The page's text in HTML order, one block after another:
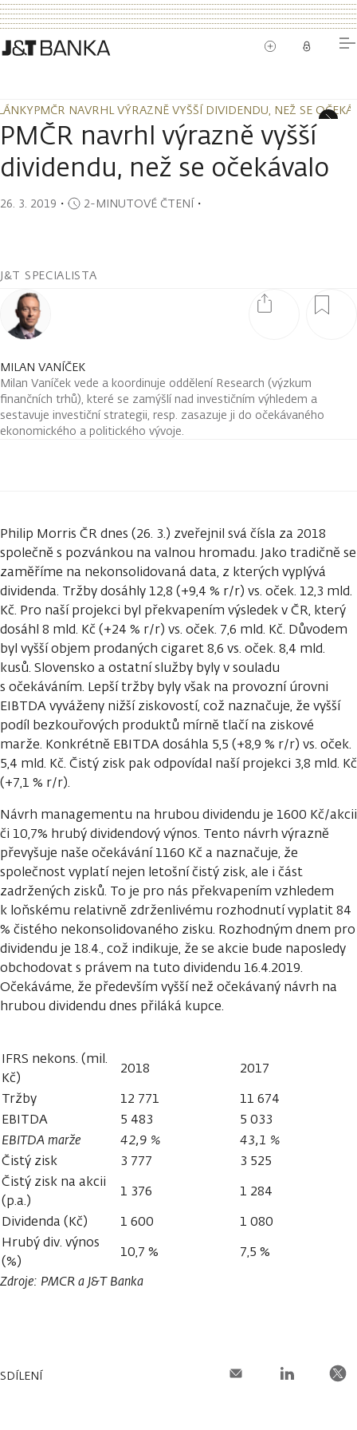
PMČR NAVRHL VÝRAZNĚ VYŠŠÍ DIVIDENDU, NEŽ SE
PMČR NAVRHL VÝRAZNĚ VYŠŠÍ DIVIDENDU, NEŽ SE
PMČR navrhl výrazně vyšší
dividendu, než se očekávalo
26. 3. 2019 ・ 2-MINUTOVÉ ČTENÍ・
J&T SPECIALISTA
MILAN VANÍČEK
Milan Vaníček vede a koordinuje oddělení Research (výzkum
finančních trhů), které se zamýšlí nad investičním výhledem a
sestavuje investiční strategii, resp. zasazuje ji do očekávaného
ekonomického a politického vývoje.
Philip Morris ČR dnes (26. 3.) zveřejnil svá čísla za 2018
společně s pozvánkou na valnou hromadu. Jako tradičně se
zaměříme na nekonsolidovaná data, z kterých vyplývá
dividenda. Tržby dosáhly 12,8 (+9,4 % r/r) vs. oček. 12,3 mld.
Kč. Pro naší projekci byl překvapením výsledek v ČR, který
dosáhl 8 mld. Kč (+24 % r/r) vs. oček. 7,6 mld. Kč. Důvodem
byl vyšší objem prodaných cigaret 8,6 vs. oček. 8,4 mld.
kusů. Slovensko a ostatní služby byly v souladu
s očekáváním. Lepší tržby byly však na provozní úrovni
EIBTDA vyváženy nižší ziskovostí, což naznačuje, že vyšší
podíl bezkouřových produktů mírně tlačí na ziskové
marže. Konkrétně EBITDA dosáhla 5,5 (+8,9 % r/r) vs. oček.
5,4 mld. Kč. Čistý zisk pak odpovídal naší projekci 3,8 mld. Kč
(+7,1 % r/r).
Návrh managementu na hrubou dividendu je 1600 Kč/akcii
či 10,7% hrubý dividendový výnos. Tento návrh výrazně
převyšuje naše očekávání 1160 Kč a naznačuje, že
společnost vyplatí nejen letošní čistý zisk, ale i část
zadržených zisků. To je pro nás překvapením vzhledem
k loňskému relativně zdrženlivému rozhodnutí vyplatit 84
% čistého nekonsolidovaného zisku. Rozhodným dnem pro
dividendu je 18.4., což indikuje, že se akcie bude naposledy
obchodovat s právem na tuto dividendu 16.4.2019.
Očekáváme, že především vyšší než očekávaný návrh na
hrubou dividendu dnes přiláká kupce.
IFRS nekons. (mil.
Kč)
2018
2017
Tržby
12 771
11 674
EBITDA
5 483
5 033
EBITDA marže
42,9 %
43,1 %
Čistý zisk
3 777
3 525
Čistý zisk na akcii
(p.a.)
1 376
1 284
Dividenda (Kč)
1 600
1 080
Hrubý div. výnos
(%)
10,7 %
7,5 %
Zdroje: PMCR a J&T Banka
SDÍLENÍ